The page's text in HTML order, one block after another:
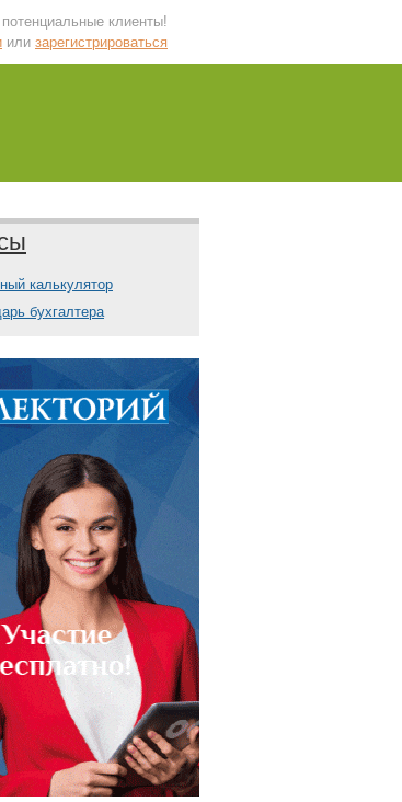
клиенты!
или зарегистрироваться
калькулятор
бухгалтера